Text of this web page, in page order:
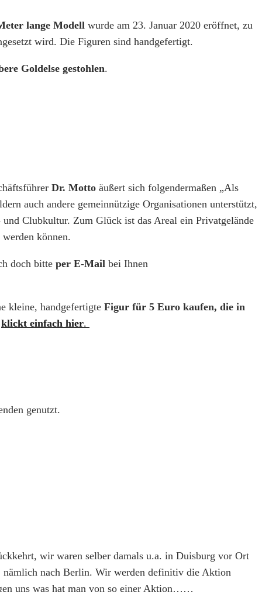
lange Modell wurde am 23. Januar 2020 eröffnet, zu
wird. Die Figuren sind handgefertigt.
Goldelse gestohlen.
Dr. Motto äußert sich folgendermaßen „Als
auch andere gemeinnützige Organisationen unterstützt,
Clubkultur. Zum Glück ist das Areal ein Privatgelände
können.
doch bitte per E-Mail bei Ihnen
kleine, handgefertigte Figur für 5 Euro kaufen, die in
klickt einfach hier.
genutzt.
wir waren selber damals u.a. in Duisburg vor Ort
nämlich nach Berlin. Wir werden definitiv die Aktion
uns was hat man von so einer Aktion……